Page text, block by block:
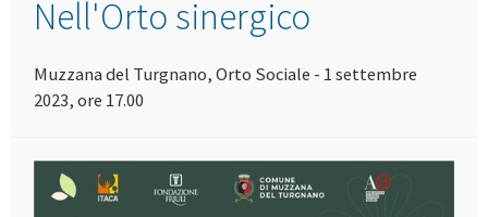
Nell'Orto sinergico
Muzzana del Turgnano, Orto Sociale - 1 settembre
2023, ore 17.00